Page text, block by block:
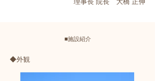
​理事長 院長 大橋 正伸
■施設紹介
◆外観